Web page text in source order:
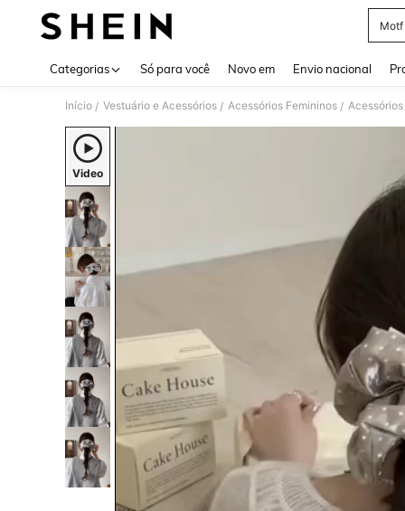
Motf
Categorias Só para você Novo em Envio nacional
Início / Vestuário e Acessórios / Acessórios Femininos /
Video